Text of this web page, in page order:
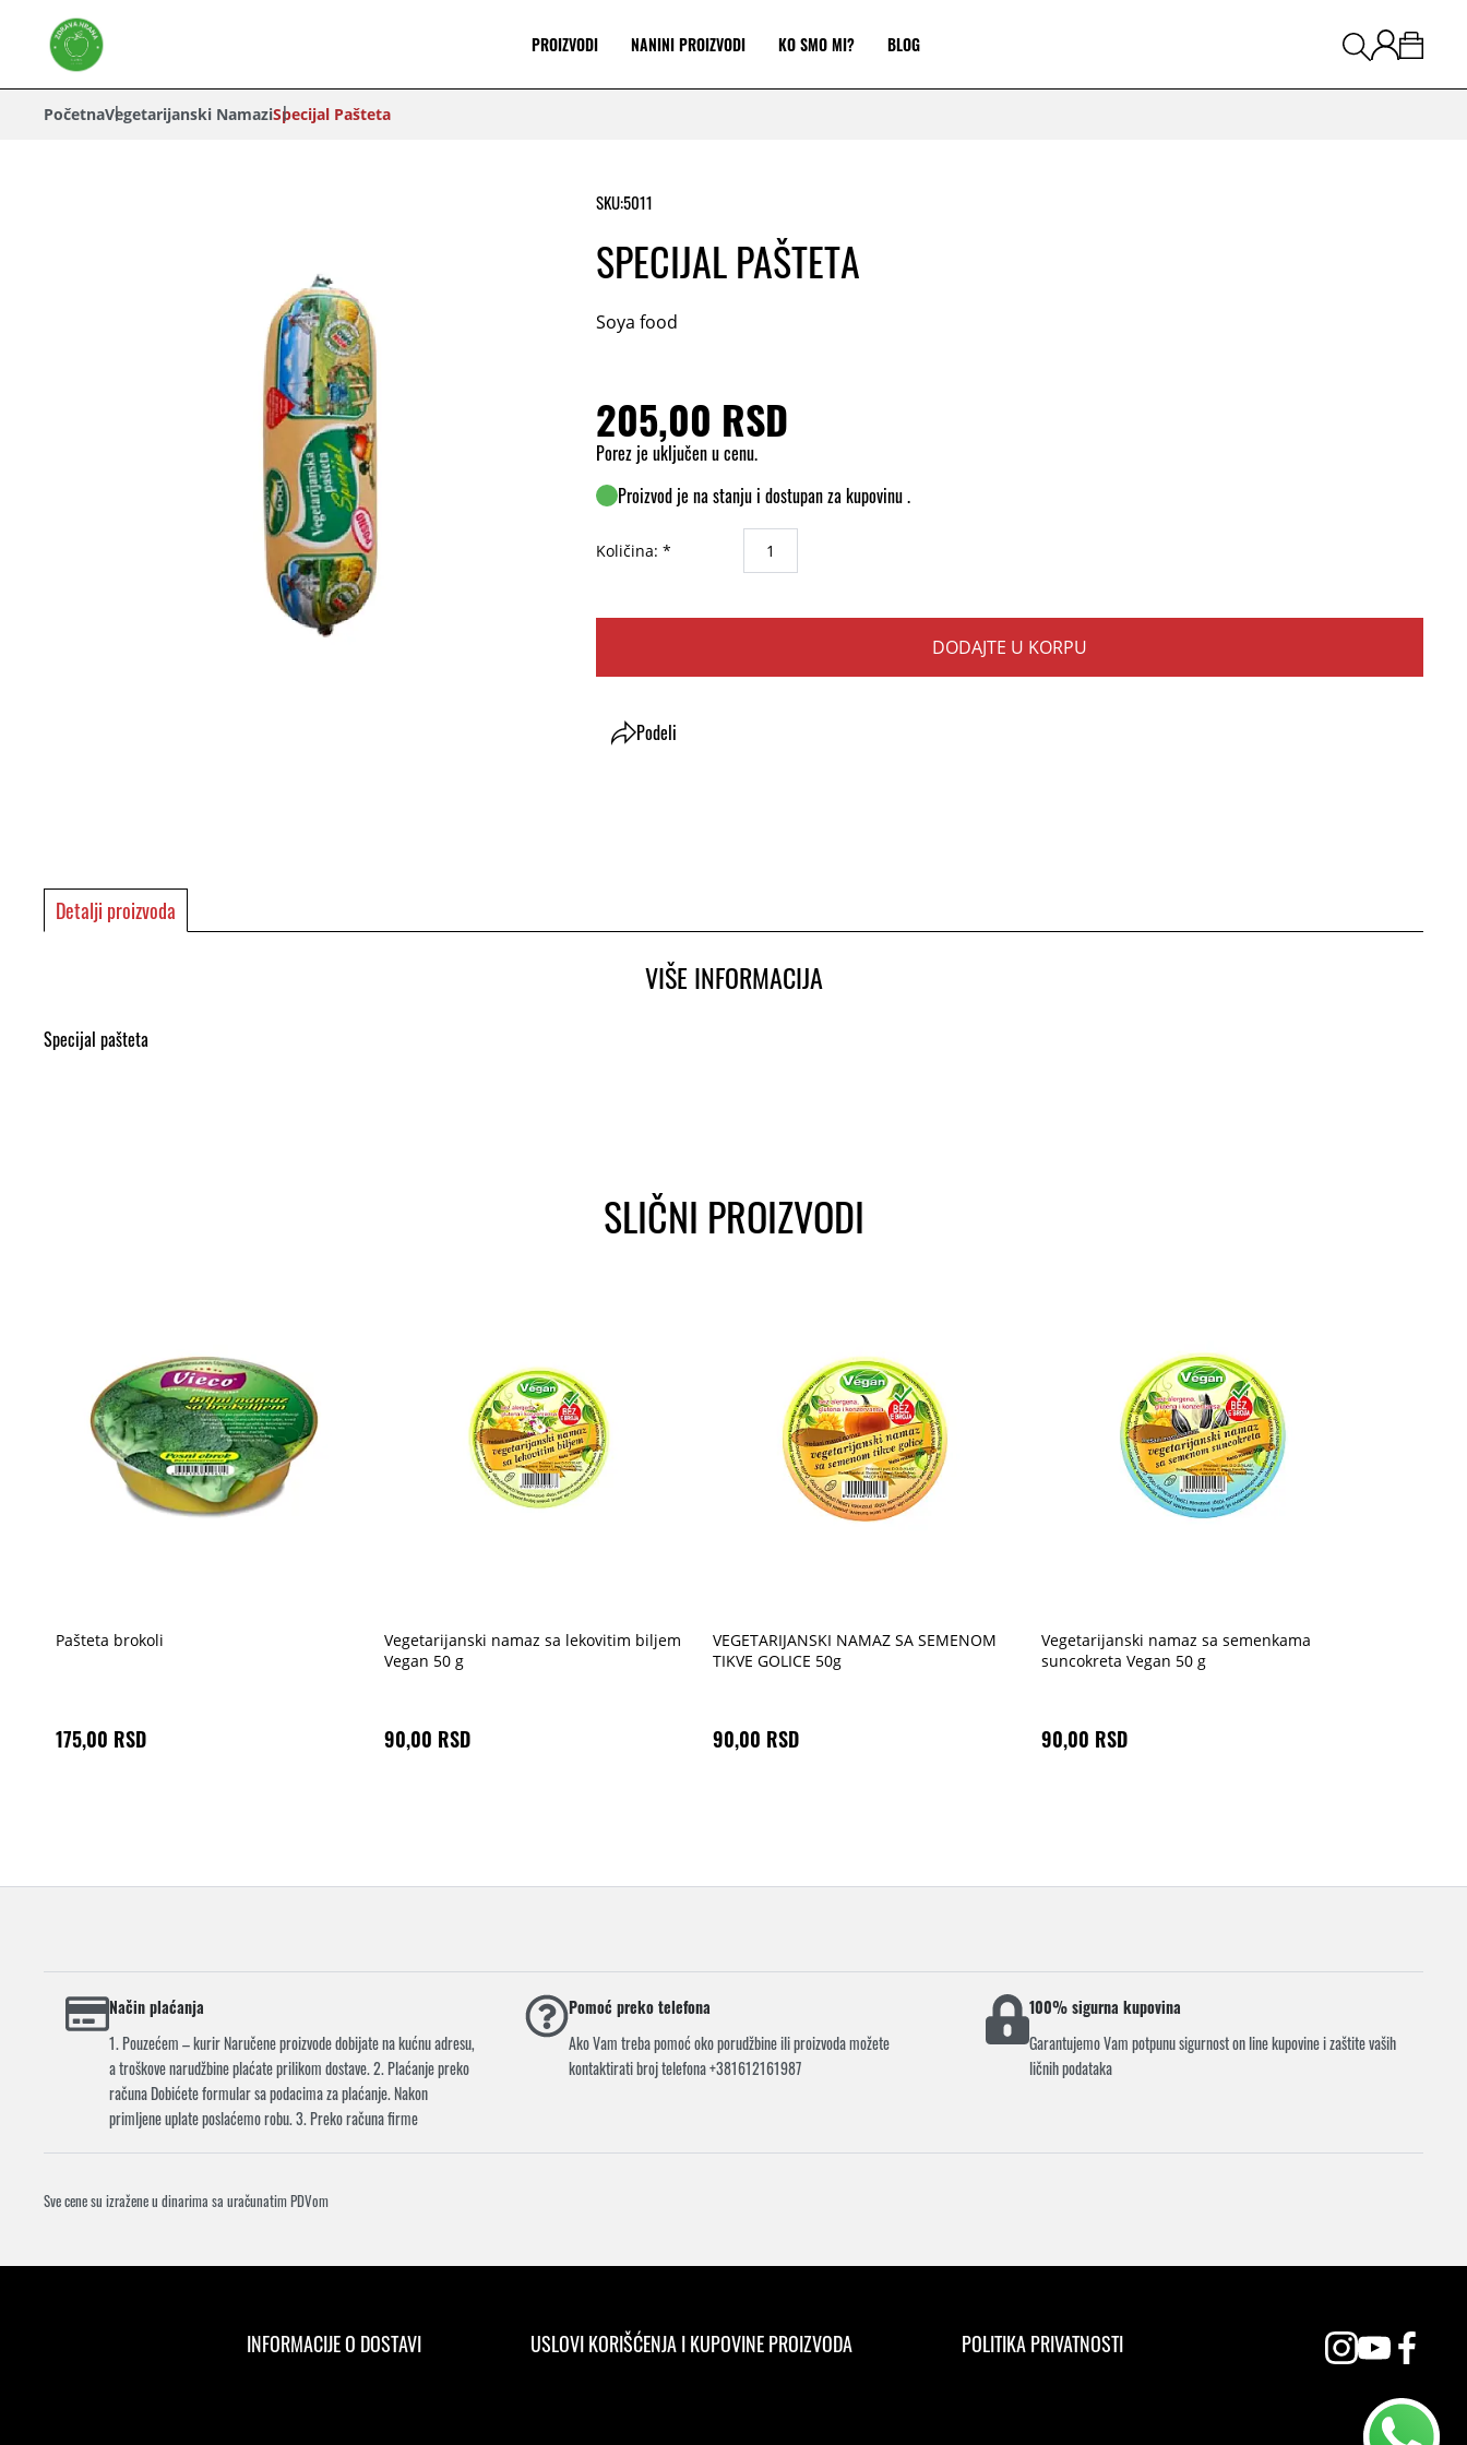
PROIZVODI NANINI PROIZVODI KO SMO MI? BLOG
PočetnaVegetarijanski NamaziSpecijal Pašteta
SKU:5011
SPECIJAL PAŠTETA
Soya food
205,00 RSD
Porez je uključen u cenu.
Proizvod je na stanju i dostupan za kupovinu .
Količina: *
DODAJTE U KORPU
Podeli
Detalji proizvoda
VIŠE INFORMACIJA
Specijal pašteta
SLIČNI PROIZVODI
Pašteta brokoli
175,00 RSD
Vegetarijanski namaz sa lekovitim biljem
Vegan 50 g
90,00 RSD
VEGETARIJANSKI NAMAZ SA SEMENOM
TIKVE GOLICE 50g
90,00 RSD
Vegetarijanski namaz sa semenkama
suncokreta Vegan 50 g
90,00 RSD
Način plaćanja
1. Pouzećem – kurir Naručene proizvode dobijate na kućnu adresu,
a troškove narudžbine plaćate prilikom dostave. 2. Plaćanje preko
računa Dobićete formular sa podacima za plaćanje. Nakon
primljene uplate poslaćemo robu. 3. Preko računa firme
Pomoć preko telefona
Ako Vam treba pomoć oko porudžbine ili proizvoda možete
kontaktirati broj telefona +381612161987
100% sigurna kupovina
Garantujemo Vam potpunu sigurnost on line kupovine i zaštite vaših
ličnih podataka
Sve cene su izražene u dinarima sa uračunatim PDVom
INFORMACIJE O DOSTAVI USLOVI KORIŠĆENJA I KUPOVINE PROIZVODA POLITIKA PRIVATNOSTI